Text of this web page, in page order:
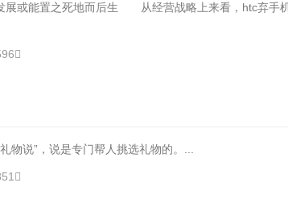
或能置之死地而后生 从经营战略上来看，htc弃手
说”，说是专门帮人挑选礼物的。...